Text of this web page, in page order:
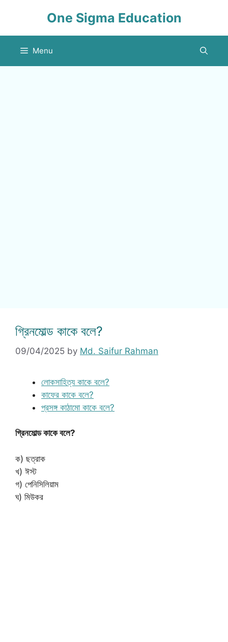
One Sigma Education
Menu
গ্রিনমোল্ড কাকে বলে?
09/04/2025 by Md. Saifur Rahman
লোকসাহিত্য কাকে বলে?
কাফের কাকে বলে?
প্রসঙ্গ কাঠামো কাকে বলে?
গ্রিনমোল্ড কাকে বলে?
ক) ছত্রাক
খ) ঈস্ট
গ) পেনিসিলিয়াম
ঘ) মিউকর